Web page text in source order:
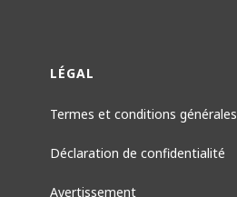
LÉGAL
Termes et conditions générales
Déclaration de confidentialité
Avertissement